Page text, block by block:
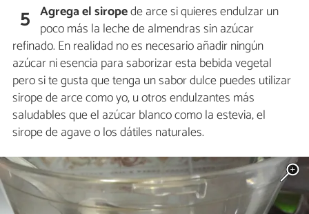
5 Agrega el siropede arce si quieres endulzar un
poco más la leche de almendras sin azúcar
refinado. En realidad no es necesario añadir ningún
azúcar ni esencia para saborizar esta bebida vegetal
pero si te gusta que tenga un sabor dulce puedes utilizar
sirope de arce como yo, u otros endulzantes más
saludables que el azúcar blanco como la estevia, el
sirope de agave o los dátiles naturales.